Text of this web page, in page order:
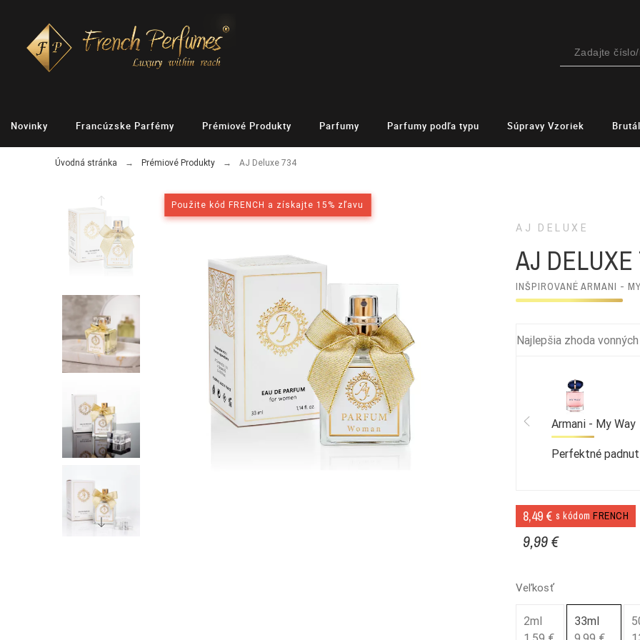
Novinky Francúzske Parfémy Prémiové Produkty Parfumy Parfumy podľa typu Súpravy Vzoriek
Úvodná stránka Prémiové Produkty AJ Deluxe 734
Použite kód FRENCH a získajte 15% zľavu
Použite kód FRENCH a získajte 15% zľavu
AJ DELUXE
AJ DELUXE
INŠPIROVANÉ ARMANI -
Najlepšia zhoda
Armani - My Way
Perfektné
8,49 € s kódom FRENCH
9,99 €
Veľkosť
2ml
33ml